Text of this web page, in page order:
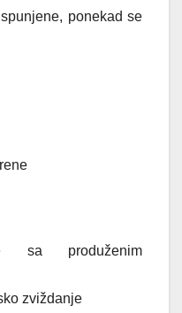
ponekad se
sa produženim
zviždanje